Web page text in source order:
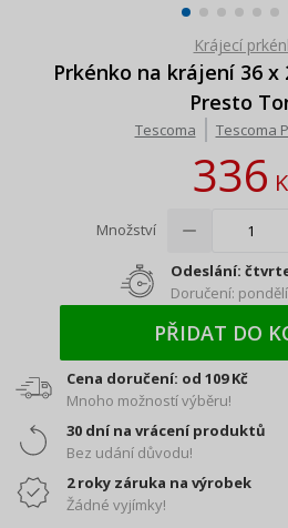
Krájecí
Prkénko na krájení 36 x
Presto
Tescoma Tescoma
336
Množství
Odeslání:
Doručení:
PŘIDAT DO
Cena doručení: od 109 Kč
Mnoho možností výběru!
30 dní na vrácení produktů
Bez udání důvodu!
2 roky záruka na výrobek
Žádné vyjímky!